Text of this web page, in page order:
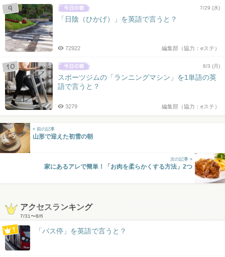
7/29 (水)
「日陰（ひかげ）」を英語で言うと？
編集部（協力：eステ）
72922
8/3 (月)
スポーツジムの「ランニングマシン」を1単語の英
語で言うと？
編集部（協力：eステ）
3279
« 前の記事
山形で迎えた初雪の朝
次の記事 »
家にあるアレで簡単！「お肉を柔らかくする方法」2つ
アクセスランキング
7/31〜8/6
「バス停」を英語で言うと？